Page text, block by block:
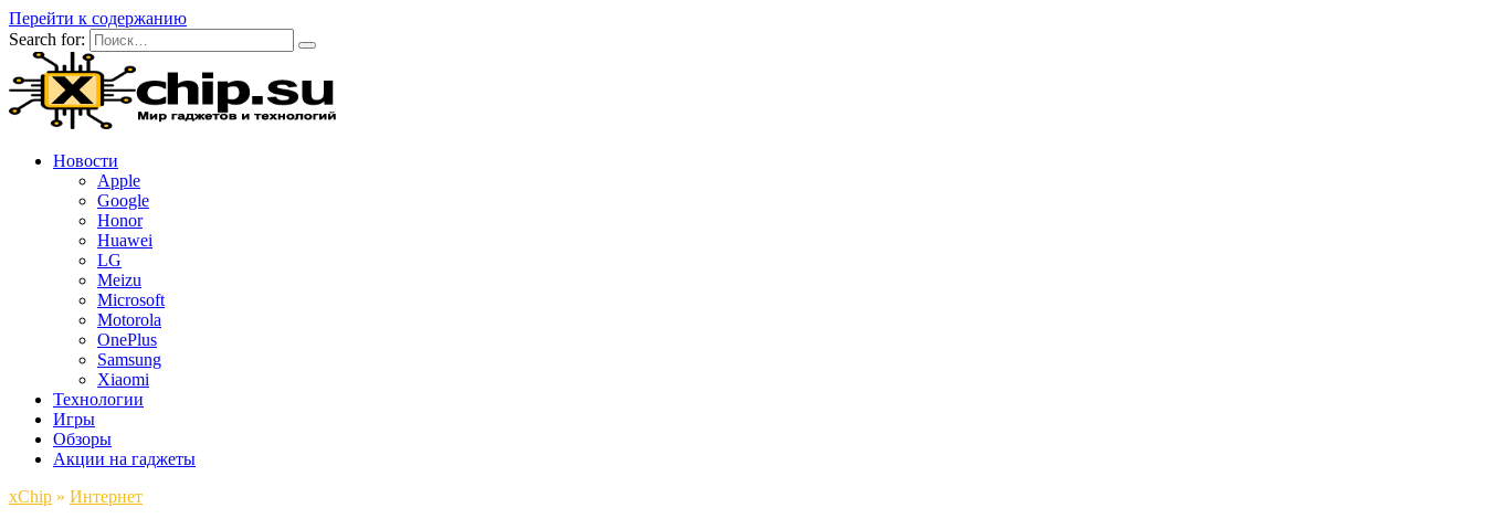
Перейти к содержанию
Search for:
Новости
Apple
Google
Honor
Huawei
LG
Meizu
Microsoft
Motorola
OnePlus
Samsung
Xiaomi
Технологии
Игры
Обзоры
Акции на гаджеты
xСhip » Интернет